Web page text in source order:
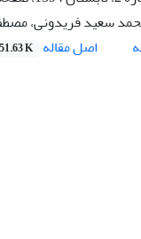
سعید فریدونی،
اصل مقاله K